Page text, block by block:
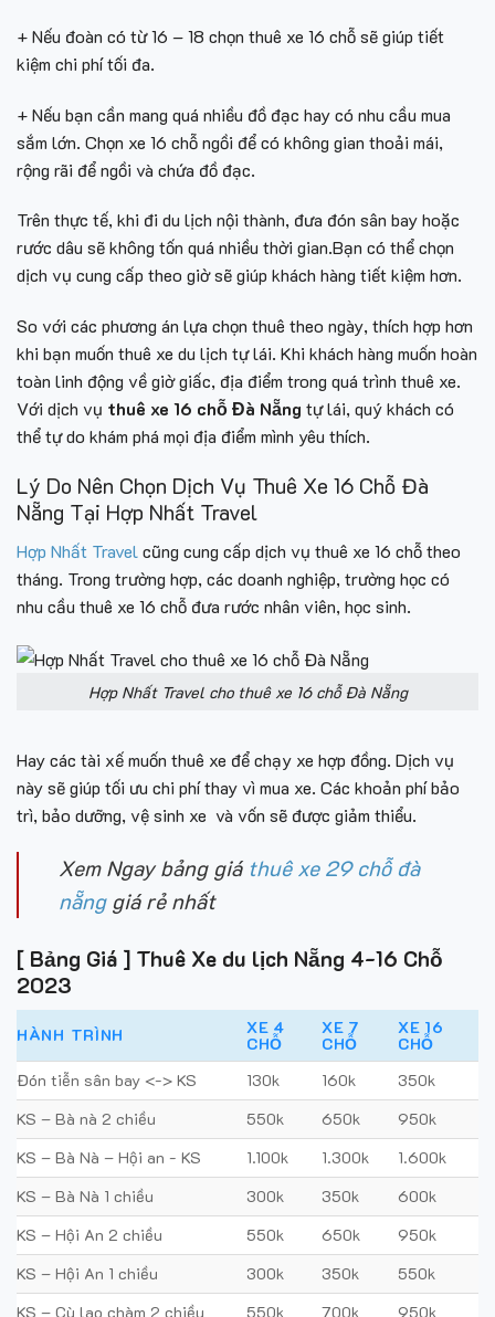
+ Nếu đoàn có từ 16 – 18 chọn thuê xe 16 chỗ sẽ giúp tiết
kiệm chi phí tối đa.
+ Nếu bạn cần mang quá nhiều đồ đạc hay có nhu cầu mua
sắm lớn. Chọn xe 16 chỗ ngồi để có không gian thoải mái,
rộng rãi để ngồi và chứa đồ đạc.
Trên thực tế, khi đi du lịch nội thành, đưa đón sân bay hoặc
rước dâu sẽ không tốn quá nhiều thời gian.Bạn có thể chọn
dịch vụ cung cấp theo giờ sẽ giúp khách hàng tiết kiệm hơn.
So với các phương án lựa chọn thuê theo ngày, thích hợp hơn
khi bạn muốn thuê xe du lịch tự lái. Khi khách hàng muốn hoàn
toàn linh động về giờ giấc, địa điểm trong quá trình thuê xe.
Với dịch vụ thuê xe 16 chỗ Đà Nẵng tự lái, quý khách có
thể tự do khám phá mọi địa điểm mình yêu thích.
Lý Do Nên Chọn Dịch Vụ Thuê Xe 16 Chỗ Đà
Nẵng Tại Hợp Nhất Travel
Hợp Nhất Travelcũng cung cấp dịch vụ thuê xe 16 chỗ theo
tháng. Trong trường hợp, các doanh nghiệp, trường học có
nhu cầu thuê xe 16 chỗ đưa rước nhân viên, học sinh.
Hợp Nhất Travel cho thuê xe 16 chỗ Đà Nẵng
Hay các tài xế muốn thuê xe để chạy xe hợp đồng. Dịch vụ
này sẽ giúp tối ưu chi phí thay vì mua xe. Các khoản phí bảo
trì, bảo dưỡng, vệ sinh xe và vốn sẽ được giảm thiểu.
Xem Ngay bảng giá thuê xe 29 chỗ đà
nẵnggiá rẻ nhất
[ Bảng Giá ] Thuê Xe du lịch Nẵng 4-16 Chỗ
2023
HÀNH TRÌNH XE 4
CHỖ
XE 7
CHỖ
XE 16
CHỖ
Đón tiễn sân bay <-> KS
130k 160k
350k
KS – Bà nà 2 chiều
550k 650k
950k
KS – Bà Nà – Hội an - KS
1.100k 1.300k
1.600k
KS – Bà Nà 1 chiều
300k 350k
600k
KS – Hội An 2 chiều
550k 650k
950k
KS – Hội An 1 chiều
300k 350k
550k
KS – Cù lao chàm 2 chiều
550k 700k 950k